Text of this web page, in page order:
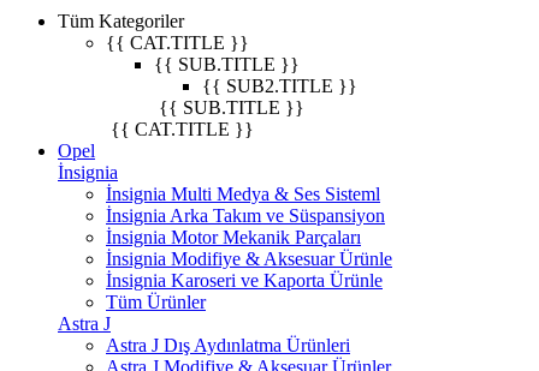
Tüm Kategoriler
{{ CAT.TITLE }}
{{ SUB.TITLE }}
{{ SUB2.TITLE }}
{{ SUB.TITLE }}
{{ CAT.TITLE }}
Opel
İnsignia
İnsignia Multi Medya & Ses Sisteml
İnsignia Arka Takım ve Süspansiyon
İnsignia Motor Mekanik Parçaları
İnsignia Modifiye & Aksesuar Ürünle
İnsignia Karoseri ve Kaporta Ürünle
Tüm Ürünler
Astra J
Astra J Dış Aydınlatma Ürünleri
Astra J Modifiye & Aksesuar Ürünler